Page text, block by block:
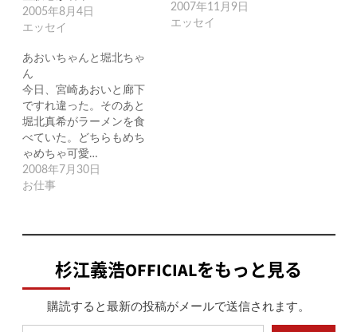
2005年8月4日
エッセイ
2007年11月9日
エッセイ
あおいちゃんと堀北ちゃ
ん
今日、宮崎あおいと廊下
ですれ違った。そのあと
堀北真希がラーメンを食
べていた。どちらもめち
ゃめちゃ可愛…
2008年7月30日
お仕事
杉江義浩OFFICIALをもっと見る
購読すると最新の投稿がメールで送信されます。
メールアドレスを入力...